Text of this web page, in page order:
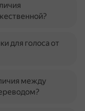
для голоса от
между